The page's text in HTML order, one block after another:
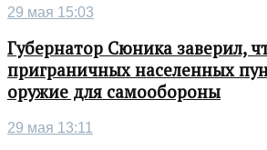
29 мая 15:03
Губернатор Сюника заверил,
приграничных населенных
оружие для самообороны
29 мая 13:11